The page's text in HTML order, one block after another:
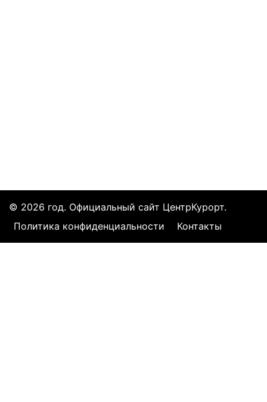
© 2026 год. Официальный сайт ЦентрКурорт.
Политика конфиденциальности
Контакты